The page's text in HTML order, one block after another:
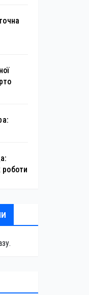
роботи